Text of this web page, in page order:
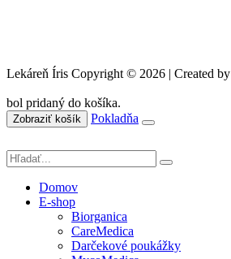
Lekáreň Íris Copyright © 2026 | Created by
bol pridaný do košíka.
Zobraziť košík Pokladňa
Domov
E-shop
Biorganica
CareMedica
Darčekové poukážky